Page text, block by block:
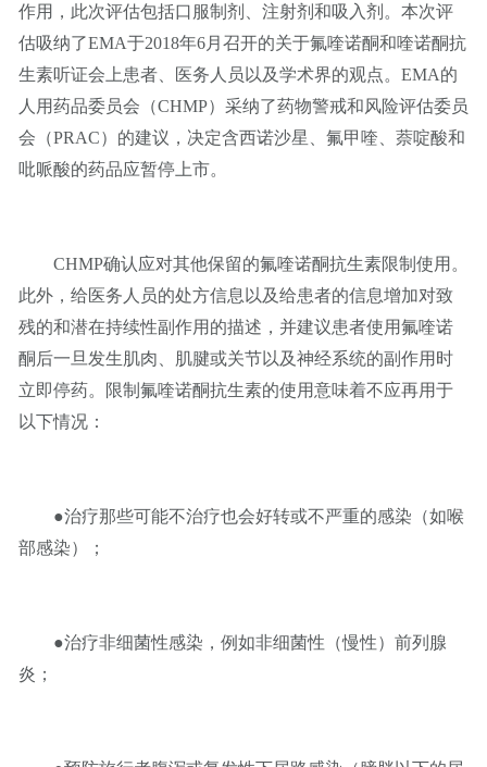
作用，此次评估包括口服制剂、注射剂和吸入剂。本次评
估吸纳了EMA于2018年6月召开的关于氟喹诺酮和喹诺酮抗
生素听证会上患者、医务人员以及学术界的观点。EMA的
人用药品委员会（CHMP）采纳了药物警戒和风险评估委员
会（PRAC）的建议，决定含西诺沙星、氟甲喹、萘啶酸和
吡哌酸的药品应暂停上市。
CHMP确认应对其他保留的氟喹诺酮抗生素限制使用。
此外，给医务人员的处方信息以及给患者的信息增加对致
残的和潜在持续性副作用的描述，并建议患者使用氟喹诺
酮后一旦发生肌肉、肌腱或关节以及神经系统的副作用时
立即停药。限制氟喹诺酮抗生素的使用意味着不应再用于
以下情况：
●治疗那些可能不治疗也会好转或不严重的感染（如喉
部感染）；
●治疗非细菌性感染，例如非细菌性（慢性）前列腺
炎；